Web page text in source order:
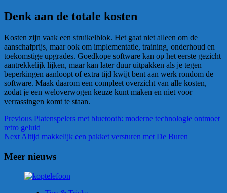
Denk aan de totale kosten
Kosten zijn vaak een struikelblok. Het gaat niet alleen om de
aanschafprijs, maar ook om implementatie, training, onderhoud en
toekomstige upgrades. Goedkope software kan op het eerste gezicht
aantrekkelijk lijken, maar kan later duur uitpakken als je tegen
beperkingen aanloopt of extra tijd kwijt bent aan werk rondom de
software. Maak daarom een compleet overzicht van alle kosten,
zodat je een weloverwogen keuze kunt maken en niet voor
verrassingen komt te staan.
Continue
Reading
Previous Platenspelers met bluetooth: moderne technologie ontmoet
retro geluid
Next Altijd makkelijk een pakket versturen met De Buren
Meer nieuws